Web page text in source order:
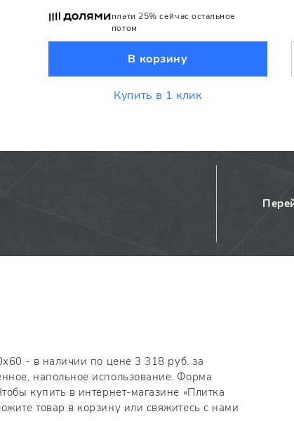
плати 25% сейчас остальное
потом
В корзину
Купить в 1 клик
- в наличии по цене 3 318 руб. за
напольное использование. Форма
купить в интернет-магазине «Плитка
товар в корзину или свяжитесь с нами